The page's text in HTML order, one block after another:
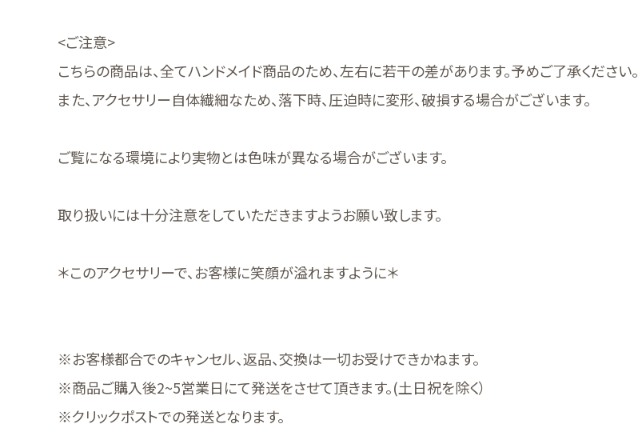
<ご注意>
こちらの商品は、全てハンドメイド商品のため、左右に若干の差があります。予めご了承ください。
また、アクセサリー自体繊細なため、落下時、圧迫時に変形、破損する場合がございます。
ご覧になる環境により実物とは色味が異なる場合がございます。
取り扱いには十分注意をしていただきますようお願い致します。
＊このアクセサリーで、お客様に笑顔が溢れますように＊
※お客様都合でのキャンセル、返品、交換は一切お受けできかねます。
※商品ご購入後2~5営業日にて発送をさせて頂きます。(土日祝を除く）
※クリックポストでの発送となります。